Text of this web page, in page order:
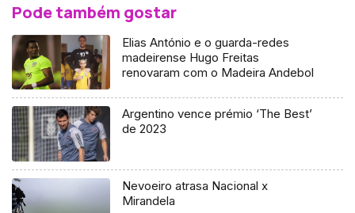
Pode também gostar
Elias António e o guarda-redes
madeirense Hugo Freitas
renovaram com o Madeira Andebol
Argentino vence prémio ‘The Best’
de 2023
Nevoeiro atrasa Nacional x
Mirandela